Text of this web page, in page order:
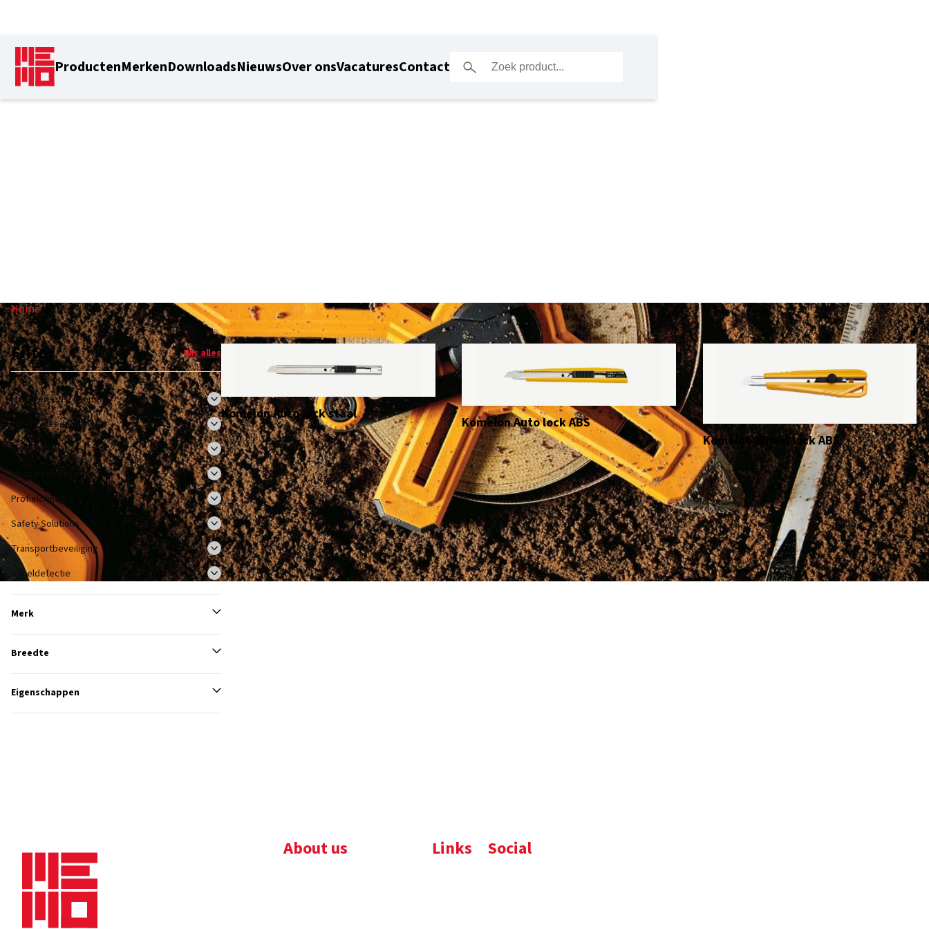
ProductenMerkenDownloadsNieuwsOver onsVacaturesContact
Home/13 st
Filter Wis alles
Meetgereedschappen
Lasergereedschappen
Hangsloten
Messen en zagen
Profielcilinders
Safety Solutions
Transportbeveiliging
Kabeldetectie
Merk
Breedte
Eigenschappen
Komelon Auto lock staal
Komelon Auto lock ABS
Komelon Wheel lock ABS
About us Links Social